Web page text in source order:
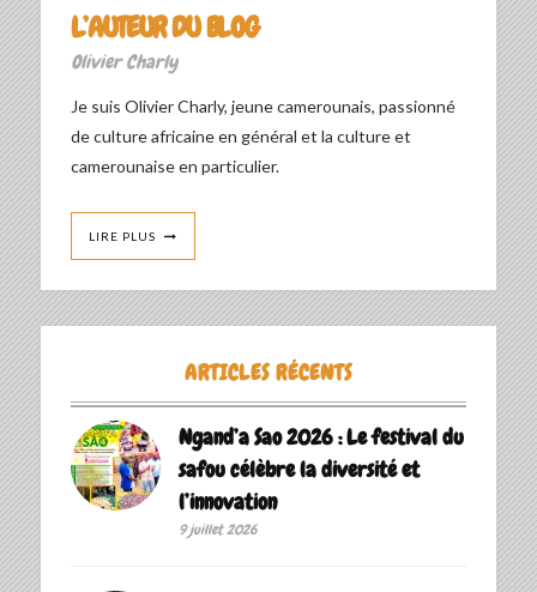
L’AUTEUR DU BLOG
Olivier Charly
Je suis Olivier Charly, jeune camerounais, passionné
de culture africaine en général et la culture et
camerounaise en particulier.
LIRE PLUS
ARTICLES RÉCENTS
Ngand’a Sao 2026 : Le festival du
safou célèbre la diversité et
l’innovation
9 juillet 2026